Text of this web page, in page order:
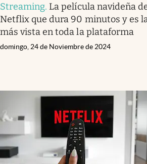
Streaming. La película navideña
Netflix que dura 90 minutos y es
más vista en toda la plataforma
domingo, 24 de Noviembre de 2024